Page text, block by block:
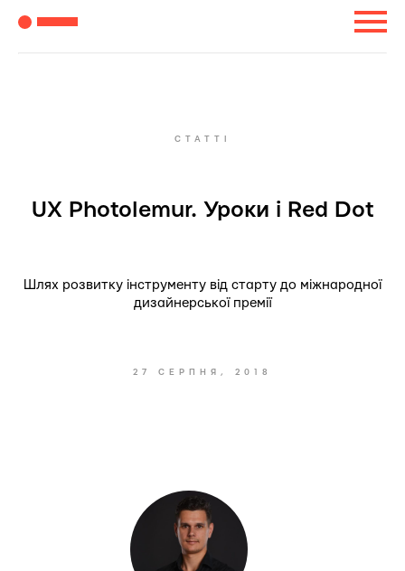
СТАТТІ
UX Photolemur. Уроки і Red Dot
Шлях розвитку інструменту від старту до міжнародної
дизайнерської премії
27 СЕРПНЯ, 2018